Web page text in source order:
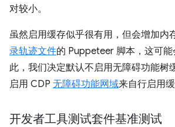
对较小。
虽然启用缓存似乎很有用，但会增加内
录轨迹文件的 Puppeteer 脚本，这可
此，我们决定默认不启用无障碍功能树
启用 CDP 无障碍功能网域来自行启用缓
开发者工具测试套件基准测试